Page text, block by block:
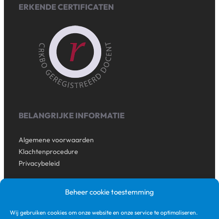
Beheer cookie toestemming
Wij gebruiken cookies om onze website en onze service te optimaliseren.
ERKENDE CERTIFICATEN
BELANGRIJKE INFORMATIE
Algemene voorwaarden
Klachtenprocedure
Privacybeleid
BHC CONSULTANCY
KvK-nummer: 73347612